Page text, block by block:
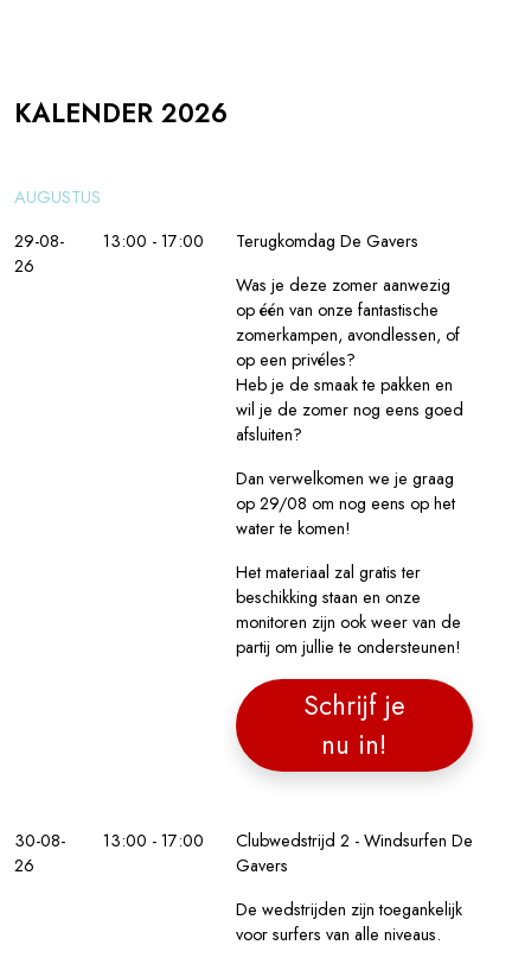
KALENDER 2026
AUGUSTUS
29-08-
26
13:00 - 17:00
Terugkomdag De Gavers
Was je deze zomer aanwezig
op één van onze fantastische
zomerkampen, avondlessen, of
op een privéles?
Heb je de smaak te pakken en
wil je de zomer nog eens goed
afsluiten?
Dan verwelkomen we je graag
op 29/08 om nog eens op het
water te komen!
Het materiaal zal gratis ter
beschikking staan en onze
monitoren zijn ook weer van de
partij om jullie te ondersteunen!
Schrijf je
nu in!
30-08-
26
13:00 - 17:00
Clubwedstrijd 2 - Windsurfen De
Gavers
De wedstrijden zijn toegankelijk
voor surfers van alle niveaus.